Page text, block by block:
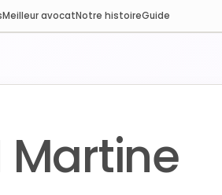
Meilleur avocatNotre histoireGuide
Martine